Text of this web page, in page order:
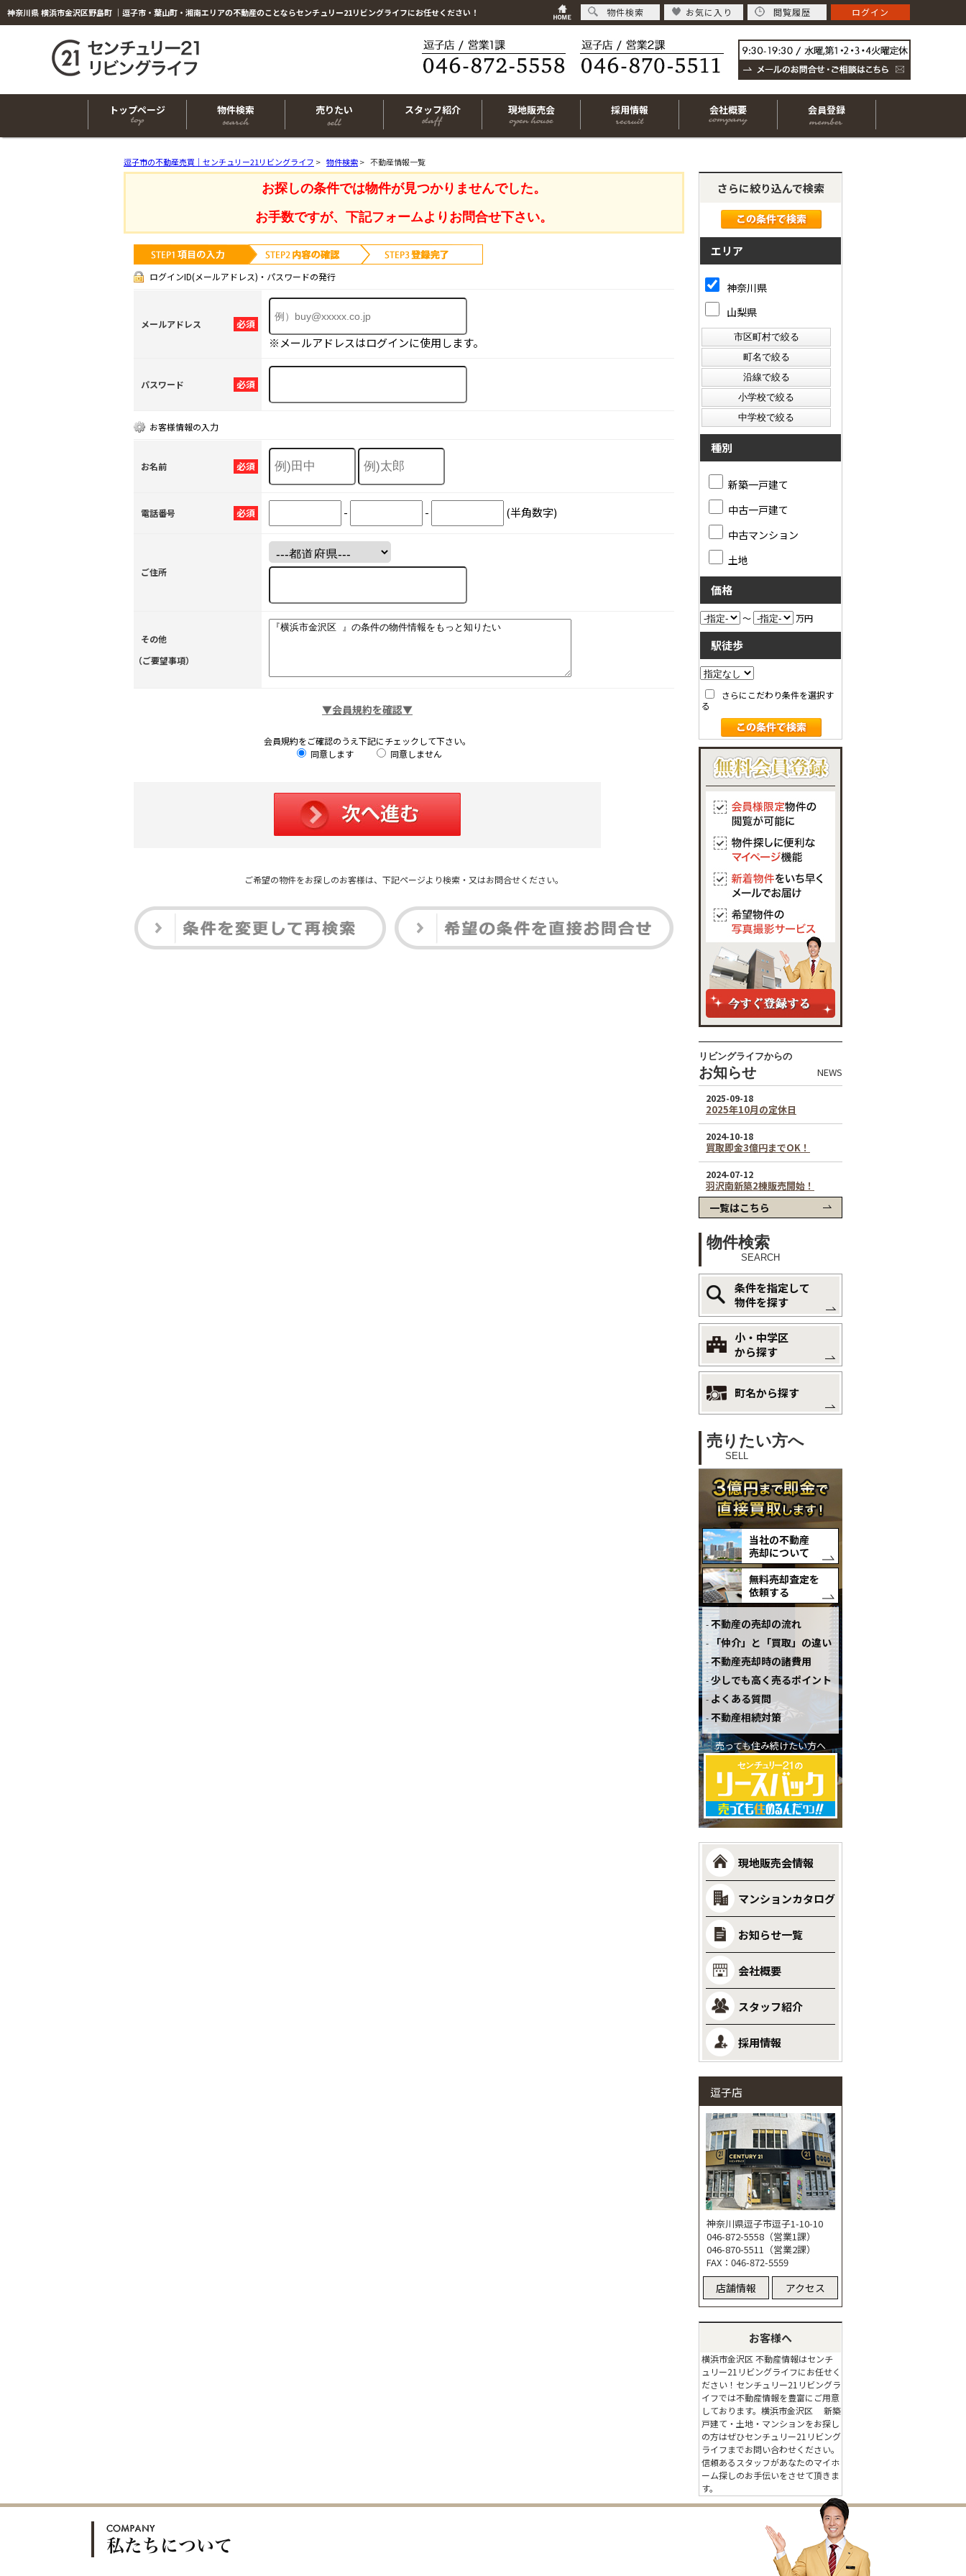
神奈川県 横浜市金沢区野島町 ｜逗子市・葉山町・湘南エリアの不動産のことならセンチュリー21リビングライフにお任せください！
トップページ 物件検索 売りたい スタッフ紹介 現地販売会 採用情報 会社概要 会員登録
逗子市の不動産売買｜センチュリー21リビングライフ > 物件検索> 不動産情報一覧
お探しの条件では物件が見つかりませんでした。
お手数ですが、下記フォームよりお問合せ下さい。
ログインID(メールアドレス)・パスワードの発行
必須
メールアドレス
※メールアドレスはログインに使用します。
必須
パスワード
お客様情報の入力
必須
お名前
必須
電話番号 - - (半角数字)
ご住所
その他
（ご要望事項）
▼会員規約を確認▼
会員規約をご確認のうえ下記にチェックして下さい。
同意します
同意しません
ご希望の物件をお探しのお客様は、下記ページより検索・又はお問合せください。
さらに絞り込んで検索
エリア
神奈川県
山梨県
種別
新築一戸建て
中古一戸建て
中古マンション
土地
価格
～ 万円
駅徒歩
さらにこだわり条件を選択す
る
リビングライフからの
お知らせ NEWS
一覧はこちら
物件検索
SEARCH
条件を指定して
物件を探す
小・中学区
から探す
町名から探す
売りたい方へ
SELL
当社の不動産
売却について
無料売却査定を
依頼する
不動産の売却の流れ
「仲介」と「買取」の違い
不動産売却時の諸費用
少しでも高く売るポイント
よくある質問
不動産相続対策
売っても住み続けたい方へ
現地販売会情報
マンションカタログ
お知らせ一覧
会社概要
スタッフ紹介
採用情報
逗子店
神奈川県逗子市逗子1-10-10
046-872-5558（営業1課）
046-870-5511（営業2課）
FAX：046-872-5559
店舗情報 アクセス
お客様へ
横浜市金沢区 不動産情報はセンチ
ュリー21リビングライフにお任せく
ださい！センチュリー21リビングラ
イフでは不動産情報を豊富にご用意
しております。横浜市金沢区 新築
戸建て・土地・マンションをお探し
の方はぜひセンチュリー21リビング
ライフまでお問い合わせください。
信頼あるスタッフがあなたのマイホ
ーム探しのお手伝いをさせて頂きま
す。
物件検索 お気に入り 閲覧履歴 ログイン